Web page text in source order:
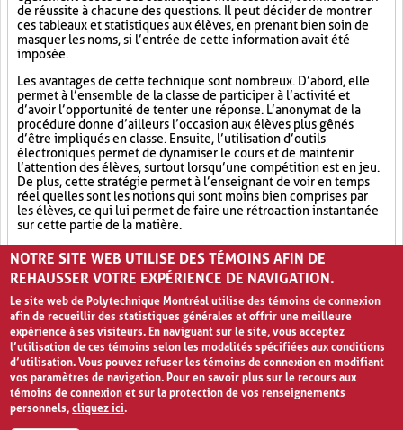
de réussite à chacune des questions. Il peut décider de montrer
ces tableaux et statistiques aux élèves, en prenant bien soin de
masquer les noms, si l’entrée de cette information avait été
imposée.
Les avantages de cette technique sont nombreux. D’abord, elle
permet à l’ensemble de la classe de participer à l’activité et
d’avoir l’opportunité de tenter une réponse. L’anonymat de la
procédure donne d’ailleurs l’occasion aux élèves plus gênés
d’être impliqués en classe. Ensuite, l’utilisation d’outils
électroniques permet de dynamiser le cours et de maintenir
l’attention des élèves, surtout lorsqu’une compétition est en jeu.
De plus, cette stratégie permet à l’enseignant de voir en temps
réel quelles sont les notions qui sont moins bien comprises par
les élèves, ce qui lui permet de faire une rétroaction instantanée
sur cette partie de la matière.
Outil électronique (4) Socialisation (8) Ludification (9)
NOTRE SITE WEB UTILISE DES TÉMOINS AFIN DE
REHAUSSER VOTRE EXPÉRIENCE DE NAVIGATION.
Le site web de Polytechnique Montréal utilise des témoins de connexion
afin de recueillir des statistiques générales et offrir une meilleure
expérience à ses visiteurs. En naviguant sur le site, vous acceptez
l’utilisation de ces témoins selon les modalités spécifiées aux conditions
d’utilisation. Vous pouvez refuser les témoins de connexion en modifiant
vos paramètres de navigation. Pour en savoir plus sur le recours aux
témoins de connexion et sur la protection de vos renseignements
personnels,cliquez ici.